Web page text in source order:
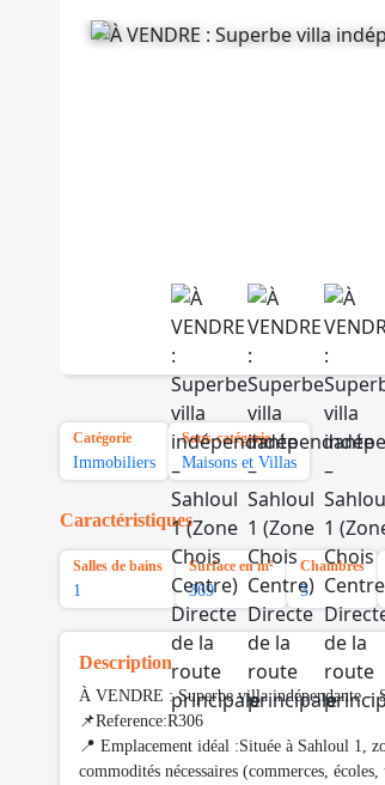
Catégorie
Immobiliers
Sous-catégorie
Maisons et Villas
Caractéristiques
Salles de bains
1
Surface en m²
369
Chambres
3
Description
À VENDRE : Superbe villa indépendante –
📌Reference:R306
📍 Emplacement idéal :Située à Sahloul 1,
commodités nécessaires (commerces,